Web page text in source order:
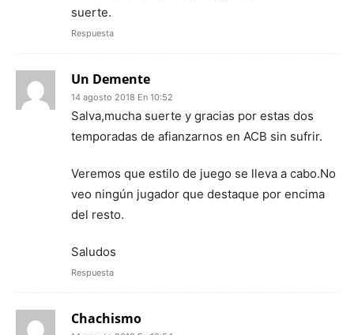
suerte.
Respuesta
Un Demente
14 agosto 2018 En 10:52
Salva,mucha suerte y gracias por estas dos
temporadas de afianzarnos en ACB sin sufrir.
Veremos que estilo de juego se lleva a cabo.No
veo ningún jugador que destaque por encima
del resto.
Saludos
Respuesta
Chachismo